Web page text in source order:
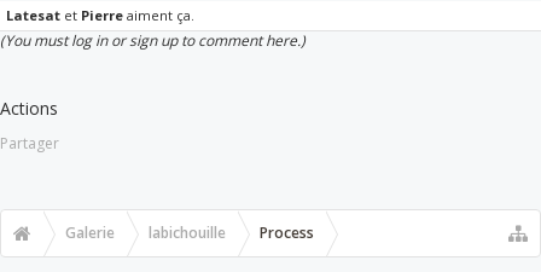
Latesat et Pierre aiment ça.
(You must log in or sign up to comment here.)
Actions
Partager
Galerie labichouille Process